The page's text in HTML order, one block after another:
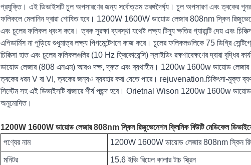
প্রযুক্তি। এই ডিভাইসটি চুল অপসারণের জন্য সর্বোত্তম তরঙ্গদৈর্ঘ্য। চুল অপসারণ এবং ত্বকের
ফলিকলে মেলানিন দ্বারা শোষিত হবে। 1200W 1600W ডায়োড লেজার 808nm স্কিন
এবং চুলের ফলিকল ধ্বংস করে। ত্বক সুরক্ষা ব্যবস্থা যথেষ্ট লক্ষ্য টিস্যু ক্ষতির গ্যারান্টি দেয় এবং
এপিডার্মিস না পুড়িয়ে শুধুমাত্র লক্ষ্য পিগমেন্টেশনে কাজ করে। চুলের ফলিকলগুলিকে 75 ডিগ্রি
চিকিত্সা হাত এবং চুলের ফলিকলগুলির (10 Hz ফ্রিকোয়েন্সি) স্লাইডিং রক্ষণাবেক্ষণের দ্বারা বৃদ্ধির
ডায়োড লেজার (808 এনএম) আরও দক্ষ, দ্রুত এবং ব্যথাহীন। 1200w 1600w ডায়োড লেজার
ত্বকের ধরন V বা VI, ত্বকের জন্যও ব্যবহার করা যেতে পারে। rejuvenation.চিকিৎসা-মুক্ত
সিস্টেম সহ এই ডিভাইসটি বাজারে শীর্ষ পছন্দ হবে। Orietnal Wison 1200w 1600w
অনুমোদিত।
1200W 1600W ডায়োড লেজার 808nm স্কিন রিজুভেনেশন ক্লিনিক বিউটি মেডিকেল ডিভাইসের
পণ্যের নাম
1200W 1600W ডায়োড লেজার 808nm স্কিন
মনিটর 15.6 ইঞ্চি রিয়েল কালার টাচ স্ক্রিন